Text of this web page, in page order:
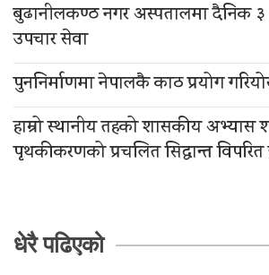
बुढानीलकण्ठ नगर अस्पतालमा दैनिक
उपचार सेवा
पुननिर्माणमा नेपालकै काठ प्रयोग
हाम्रो स्थानीय तहको शासकीय अभ्यास
पृथकीकरणको प्रचलित सिद्धान्त
धेरै पढिएको